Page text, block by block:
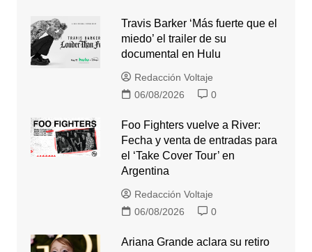
Travis Barker ‘Más fuerte que el
miedo’ el trailer de su
documental en Hulu
Redacción Voltaje
06/08/2026
0
Foo Fighters vuelve a River:
Fecha y venta de entradas para
el ‘Take Cover Tour’ en
Argentina
Redacción Voltaje
06/08/2026
0
Ariana Grande aclara su retiro